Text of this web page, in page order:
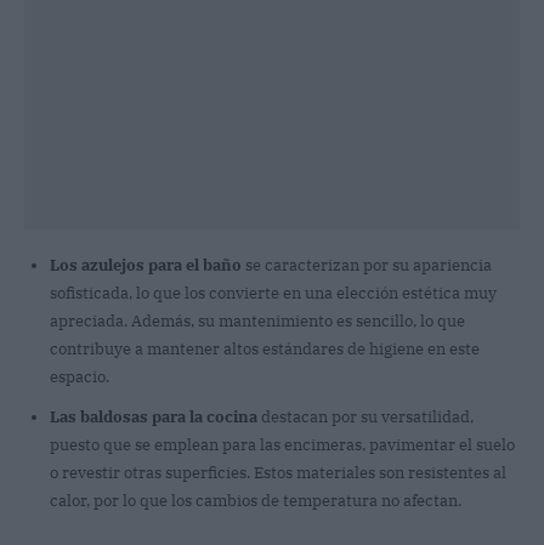
Los azulejos para el baño se caracterizan por su apariencia
sofisticada, lo que los convierte en una elección estética muy
apreciada. Además, su mantenimiento es sencillo, lo que
contribuye a mantener altos estándares de higiene en este
espacio.
Las baldosas para la cocina destacan por su versatilidad,
puesto que se emplean para las encimeras, pavimentar el suelo
o revestir otras superficies. Estos materiales son resistentes al
calor, por lo que los cambios de temperatura no afectan.